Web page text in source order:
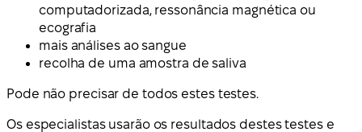
computadorizada, ressonância magnética ou
ecografia
mais análises ao sangue
recolha de uma amostra de saliva
Pode não precisar de todos estes testes.
Os especialistas usarão os resultados destes testes e